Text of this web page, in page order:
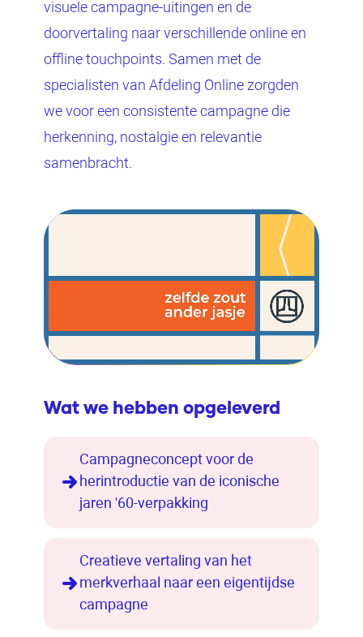
visuele campagne-uitingen en de
doorvertaling naar verschillende online en
offline touchpoints. Samen met de
specialisten van Afdeling Online zorgden
we voor een consistente campagne die
herkenning, nostalgie en relevantie
samenbracht.
Wat we hebben opgeleverd
Campagneconcept voor de
herintroductie van de iconische
jaren '60-verpakking
Creatieve vertaling van het
merkverhaal naar een eigentijdse
campagne